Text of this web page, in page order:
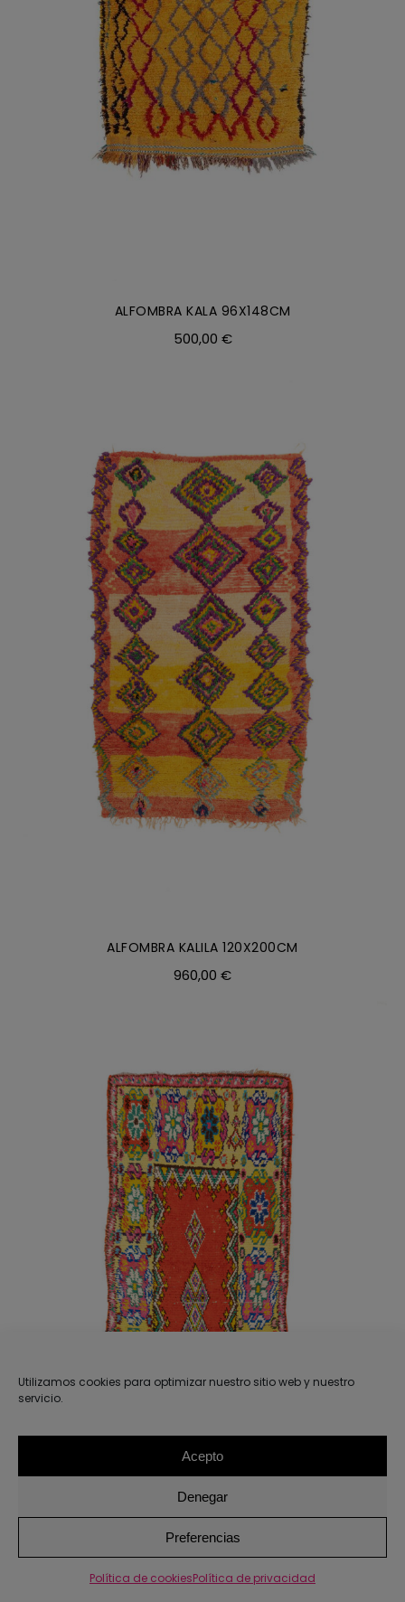
Utilizamos cookies para optimizar nuestro sitio web y nuestro
servicio.
Acepto
Denegar
Preferencias
Política de cookiesPolítica de privacidad
AÑADIR AL CARRITO / DETALLES
ALFOMBRA KALA 96X148CM
500,00 €
AÑADIR AL CARRITO / DETALLES
ALFOMBRA KALILA 120X200CM
960,00 €
AÑADIR AL CARRITO / DETALLES
ALFOMBRA KATA 87X191CM